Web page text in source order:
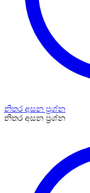
නිතර අසන ප්‍රශ්න
නිතර අසන ප්‍රශ්න